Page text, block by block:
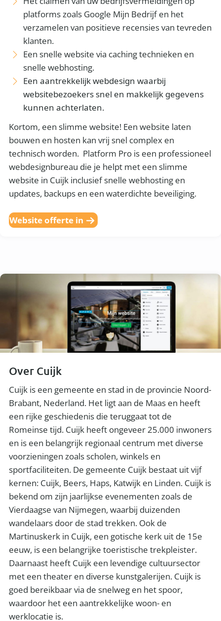
platforms zoals Google Mijn Bedrijf en het
verzamelen van positieve recensies van tevreden
klanten.
Een snelle website via caching technieken en
snelle webhosting.
Een aantrekkelijk webdesign waarbij
websitebezoekers snel en makkelijk gegevens
kunnen achterlaten.
Kortom, een slimme website! Een website laten
bouwen en hosten kan vrij snel complex en
technisch worden. Platform Pro is een professioneel
webdesignbureau die je helpt met een slimme
website in Cuijk inclusief snelle webhosting en
updates, backups en een waterdichte beveiliging.
Website offerte in
Over Cuijk
Cuijk is een gemeente en stad in de provincie Noord-
Brabant, Nederland. Het ligt aan de Maas en heeft
een rijke geschiedenis die teruggaat tot de
Romeinse tijd. Cuijk heeft ongeveer 25.000 inwoners
en is een belangrijk regionaal centrum met diverse
voorzieningen zoals scholen, winkels en
sportfaciliteiten. De gemeente Cuijk bestaat uit vijf
kernen: Cuijk, Beers, Haps, Katwijk en Linden. Cuijk is
bekend om zijn jaarlijkse evenementen zoals de
Vierdaagse van Nijmegen, waarbij duizenden
wandelaars door de stad trekken. Ook de
Martinuskerk in Cuijk, een gotische kerk uit de 15e
eeuw, is een belangrijke toeristische trekpleister.
Daarnaast heeft Cuijk een levendige cultuursector
met een theater en diverse kunstgalerijen. Cuijk is
goed bereikbaar via de snelweg en het spoor,
waardoor het een aantrekkelijke woon- en
werklocatie is.